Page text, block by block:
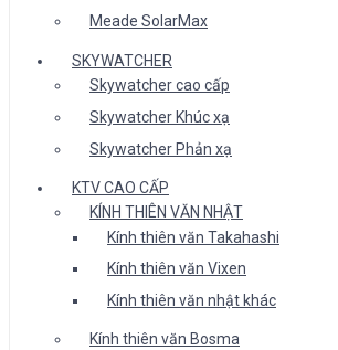
Meade SolarMax
SKYWATCHER
Skywatcher cao cấp
Skywatcher Khúc xạ
Skywatcher Phản xạ
KTV CAO CẤP
KÍNH THIÊN VĂN NHẬT
Kính thiên văn Takahashi
Kính thiên văn Vixen
Kính thiên văn nhật khác
Kính thiên văn Bosma